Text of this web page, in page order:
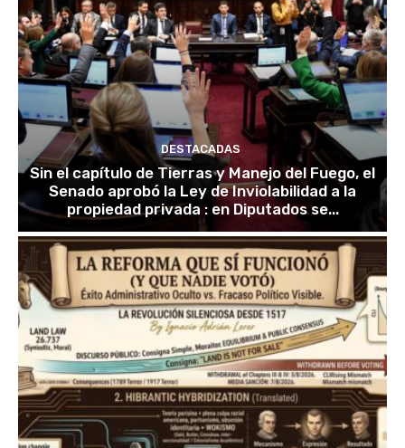
DESTACADAS
Sin el capítulo de Tierras y Manejo del Fuego, el
Senado aprobó la Ley de Inviolabilidad a la
propiedad privada : en Diputados se...